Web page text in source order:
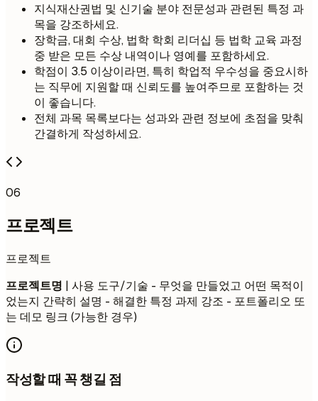
지식재산권법 및 신기술 분야 전문성과 관련된 특정 과
목을 강조하세요.
장학금, 대회 수상, 법학 학회 리더십 등 법학 교육 과정
중 받은 모든 수상 내역이나 영예를 포함하세요.
학점이 3.5 이상이라면, 특히 학업적 우수성을 중요시하
는 직무에 지원할 때 신뢰도를 높여주므로 포함하는 것
이 좋습니다.
전체 과목 목록보다는 성과와 관련 정보에 초점을 맞춰
간결하게 작성하세요.
06
프로젝트
프로젝트
프로젝트명 | 사용 도구/기술 - 무엇을 만들었고 어떤 목적이
었는지 간략히 설명 - 해결한 특정 과제 강조 - 포트폴리오 또
는 데모 링크 (가능한 경우)
작성할 때 꼭 챙길 점